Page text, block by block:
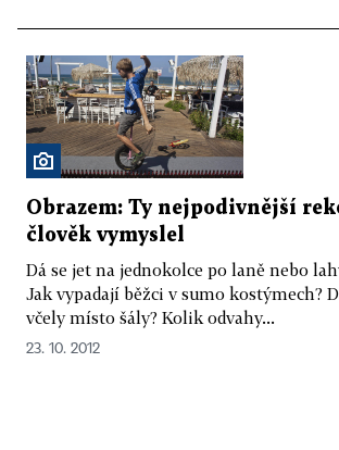
Obrazem: Ty nejpodivnější
člověk vymyslel
Dá se jet na jednokolce po laně nebo
Jak vypadají běžci v sumo kostýmech?
včely místo šály? Kolik odvahy...
23. 10. 2012